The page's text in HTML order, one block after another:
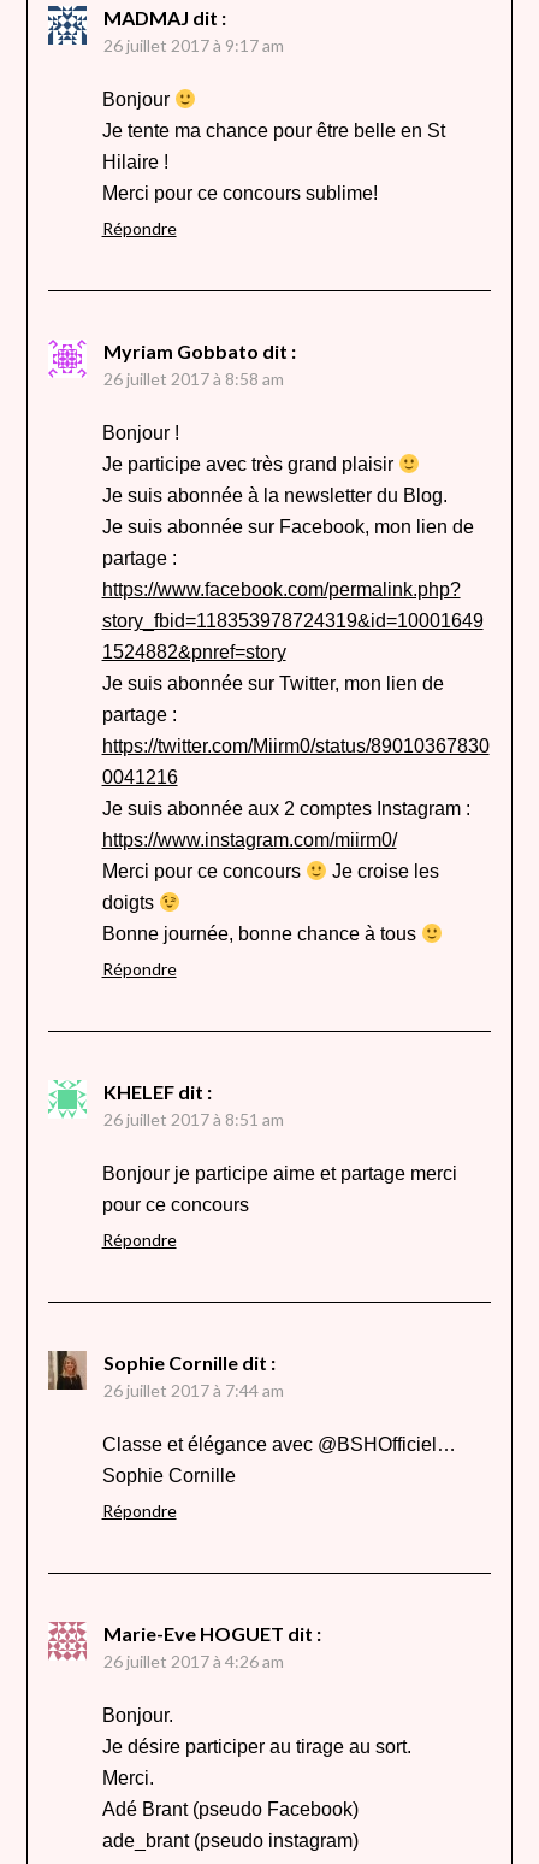
MADMAJ dit :
26 juillet 2017 à 9:17 am
Bonjour
Je tente ma chance pour être belle en St
Hilaire !
Merci pour ce concours sublime!
Répondre
Myriam Gobbato dit :
26 juillet 2017 à 8:58 am
Bonjour !
Je participe avec très grand plaisir
Je suis abonnée à la newsletter du Blog.
Je suis abonnée sur Facebook, mon lien de
partage :
https://www.facebook.com/permalink.php?
story_fbid=118353978724319&id=10001649
1524882&pnref=story
Je suis abonnée sur Twitter, mon lien de
partage :
https://twitter.com/Miirm0/status/89010367830
0041216
Je suis abonnée aux 2 comptes Instagram :
https://www.instagram.com/miirm0/
Merci pour ce concours
Je croise les
doigts
Bonne journée, bonne chance à tous
Répondre
KHELEF dit :
26 juillet 2017 à 8:51 am
Bonjour je participe aime et partage merci
pour ce concours
Répondre
Sophie Cornille dit :
26 juillet 2017 à 7:44 am
Classe et élégance avec @BSHOfficiel…
Sophie Cornille
Répondre
Marie-Eve HOGUET dit :
26 juillet 2017 à 4:26 am
Bonjour.
Je désire participer au tirage au sort.
Merci.
Adé Brant (pseudo Facebook)
ade_brant (pseudo instagram)